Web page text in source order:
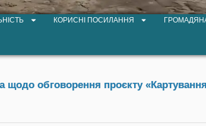
КОРИСНІ ПОСИЛАННЯ
обговорення проєкту «Картування